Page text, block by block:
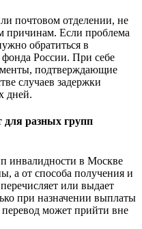
почтовом отделении, не
причинам. Если проблема
обратиться в
России. При себе
подтверждающие
случаев задержки
дней.
для разных групп
инвалидности в Москве
а от способа получения и
или выдает
при назначении выплаты
может прийти вне